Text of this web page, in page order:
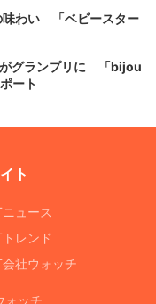
味わい 「ベビースター
がグランプリに 「bijou
ート
ト
ュース
レンド
社ウォッチ
ォッチ